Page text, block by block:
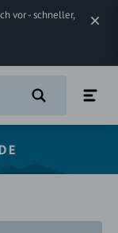
vor - schneller,